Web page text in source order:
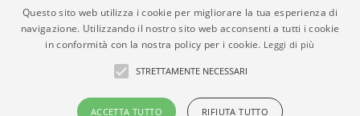
quindi non è responsabile della veridicità, della
correttezza, della completezza, della normativa in
materia di privacy e/o di alcun altro aspetto dei
suddetti annunci.
© Copyright 2007 - 2026
Powered by
Questo sito web utilizza i cookie per migliorare la tua esperienza di
navigazione. Utilizzando il nostro sito web acconsenti a tutti i cookie
in conformità con la nostra policy per i cookie. Leggi di più
STRETTAMENTE NECESSARI
ACCETTA TUTTO RIFIUTA TUTTO